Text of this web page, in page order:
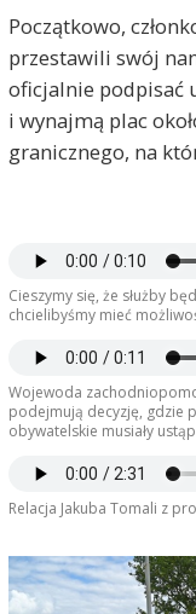
Początkowo,
przestawili swój
oficjalnie podpisać
i wynajmą plac
granicznego, na
Cieszymy się, że służby
chcielibyśmy mieć
Wojewoda
podejmują decyzję, gdzie
obywatelskie musiały
Relacja Jakuba Tomali z